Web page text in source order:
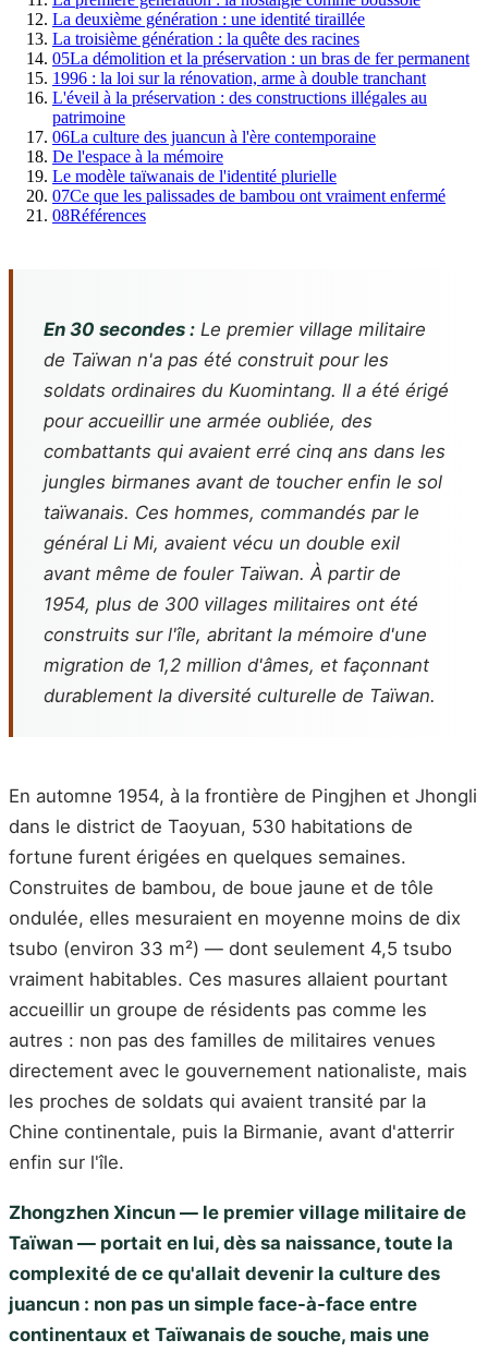
La deuxième génération : une identité tiraillée
La troisième génération : la quête des racines
05La démolition et la préservation : un bras de fer permanent
1996 : la loi sur la rénovation, arme à double tranchant
L'éveil à la préservation : des constructions illégales au
patrimoine
06La culture des juancun à l'ère contemporaine
De l'espace à la mémoire
Le modèle taïwanais de l'identité plurielle
07Ce que les palissades de bambou ont vraiment enfermé
08Références
En 30 secondes : Le premier village militaire
de Taïwan n'a pas été construit pour les
soldats ordinaires du Kuomintang. Il a été érigé
pour accueillir une armée oubliée, des
combattants qui avaient erré cinq ans dans les
jungles birmanes avant de toucher enfin le sol
taïwanais. Ces hommes, commandés par le
général Li Mi, avaient vécu un double exil
avant même de fouler Taïwan. À partir de
1954, plus de 300 villages militaires ont été
construits sur l'île, abritant la mémoire d'une
migration de 1,2 million d'âmes, et façonnant
durablement la diversité culturelle de Taïwan.
En automne 1954, à la frontière de Pingjhen et Jhongli
dans le district de Taoyuan, 530 habitations de
fortune furent érigées en quelques semaines.
Construites de bambou, de boue jaune et de tôle
ondulée, elles mesuraient en moyenne moins de dix
tsubo (environ 33 m²) — dont seulement 4,5 tsubo
vraiment habitables. Ces masures allaient pourtant
accueillir un groupe de résidents pas comme les
autres : non pas des familles de militaires venues
directement avec le gouvernement nationaliste, mais
les proches de soldats qui avaient transité par la
Chine continentale, puis la Birmanie, avant d'atterrir
enfin sur l'île.
Zhongzhen Xincun — le premier village militaire de
Taïwan — portait en lui, dès sa naissance, toute la
complexité de ce qu'allait devenir la culture des
juancun : non pas un simple face-à-face entre
continentaux et Taïwanais de souche, mais une